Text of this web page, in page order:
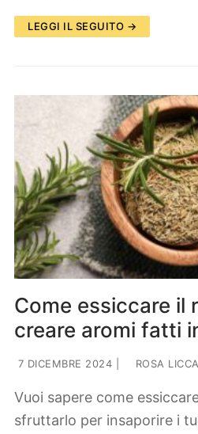
LEGGI IL SEGUITO →
Come essiccare il
creare aromi fatti
7 DICEMBRE 2024 ROSA
Vuoi sapere come
sfruttarlo per insaporire i